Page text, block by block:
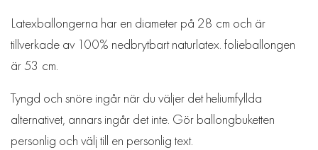
Latexballongerna har en diameter på 28 cm och är
tillverkade av 100% nedbrytbart naturlatex. folieballongen
är 53 cm.
Tyngd och snöre ingår när du väljer det heliumfyllda
alternativet, annars ingår det inte. Gör ballongbuketten
personlig och välj till en personlig text.